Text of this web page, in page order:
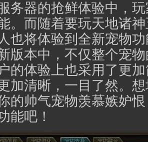
务器的抢鲜体验中，
。而随着要玩天地诸
也将体验到全新宠物
版本中，不仅整个宠
的体验上也采用了更
加清晰，一目了然。
的帅气宠物羡慕嫉妒
能吧！